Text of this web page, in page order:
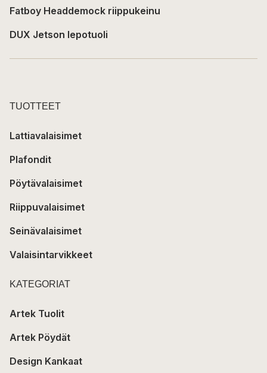
Fatboy Headdemock riippukeinu
DUX Jetson lepotuoli
TUOTTEET
Lattiavalaisimet
Plafondit
Pöytävalaisimet
Riippuvalaisimet
Seinävalaisimet
Valaisintarvikkeet
KATEGORIAT
Artek Tuolit
Artek Pöydät
Design Kankaat